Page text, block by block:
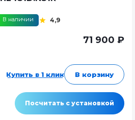
В наличии 4,9
71 900 ₽
Купить в 1 клик В корзину
Посчитать с установкой